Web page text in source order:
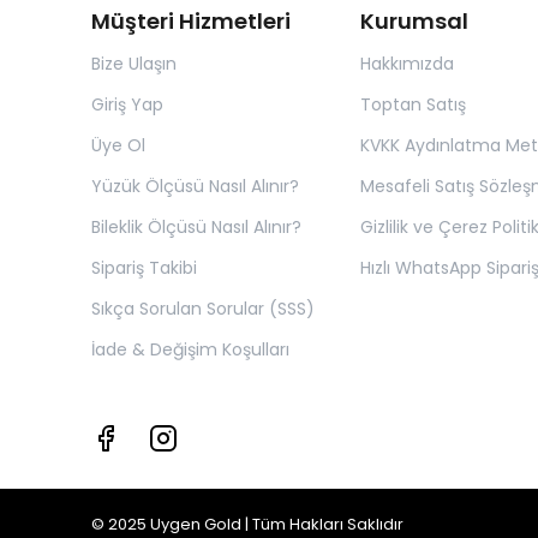
Müşteri Hizmetleri
Bize Ulaşın
Giriş Yap
Üye Ol
Yüzük Ölçüsü Nasıl Alınır?
Bileklik Ölçüsü Nasıl Alınır?
Sipariş Takibi
Sıkça Sorulan Sorular (SSS)
İade & Değişim Koşulları
Kurumsal
Hakkımızda
Toptan Satış
KVKK Aydınlatma
Mesafeli Satış
Gizlilik ve Çerez
Hızlı WhatsApp
© 2025 Uygen Gold | Tüm Hakları Saklıdır